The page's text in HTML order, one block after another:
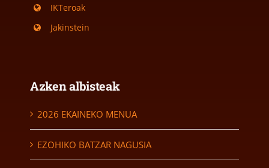
IKTeroak
Jakinstein
Azken albisteak
2026 EKAINEKO MENUA
EZOHIKO BATZAR NAGUSIA